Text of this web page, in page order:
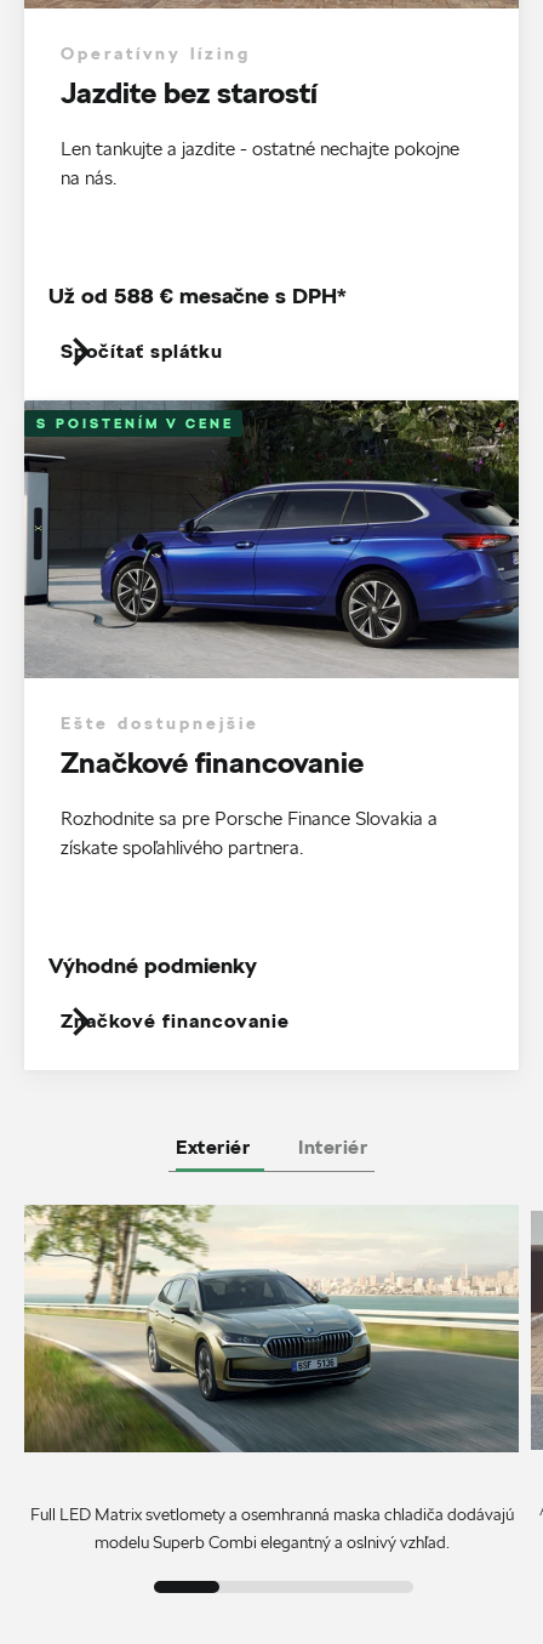
Operatívny lízing
Jazdite bez starostí
Len tankujte a jazdite - ostatné nechajte pokojne
na nás.
Spočítať splátku
Už od 588 € mesačne s DPH*
S POISTENÍM V CENE
Ešte dostupnejšie
Značkové financovanie
Rozhodnite sa pre Porsche Finance Slovakia a
získate spoľahlivého partnera.
Značkové financovanie
Výhodné podmienky
Exteriér Interiér
Full LED Matrix svetlomety a osemhranná maska chladiča dodávajú
modelu Superb Combi elegantný a oslnivý vzhľad.